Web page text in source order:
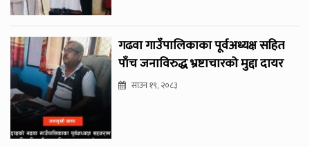
गढवा गाउँपालिकाका पूर्वअध्यक्ष सहित
पाँच जनाविरुद्ध भ्रष्टाचारको मुद्दा दायर
साउन १९, २०८३